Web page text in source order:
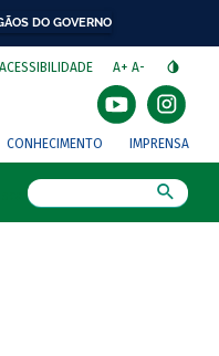
DO GOVERNO
ACESSIBILIDADE A+ A-
CONHECIMENTO IMPRENSA